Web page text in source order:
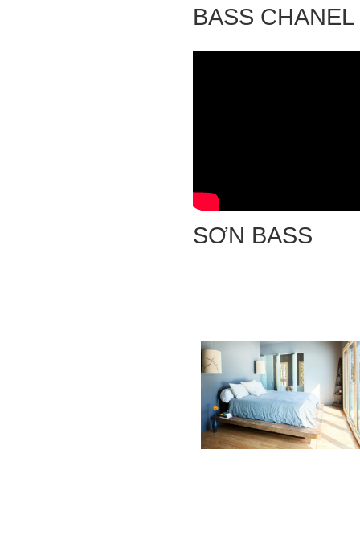
BASS CHANEL
SƠN BASS